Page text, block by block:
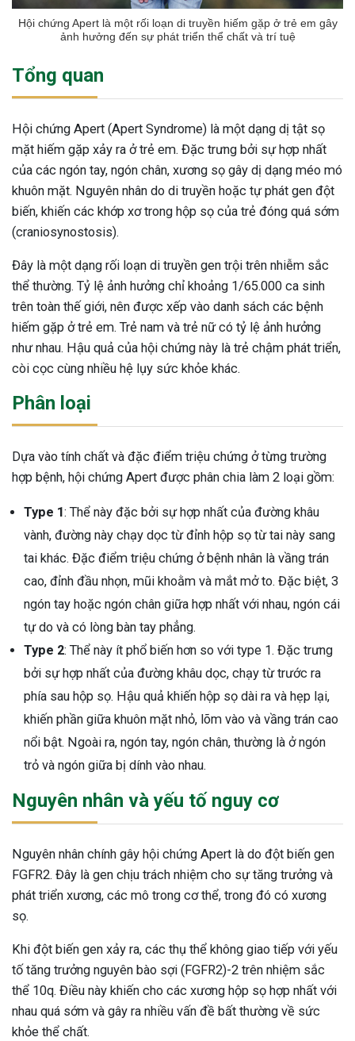
Sau Sinh Có Tự Khỏi
Thông Tin Cần Biết
sau sinh là tình trạng viêm da
phổ biến, khiến đôi bàn tay,
của chị em trở nên khô...
Hội chứng Apert là một rối loạn di truyền hiếm gặp ở trẻ em gây
ảnh hưởng đến sự phát triển thể chất và trí tuệ
Tổng quan
Hội chứng Apert (Apert Syndrome) là một dạng dị tật sọ
mặt hiếm gặp xảy ra ở trẻ em. Đặc trưng bởi sự hợp nhất
của các ngón tay, ngón chân, xương sọ gây dị dạng méo mó
khuôn mặt. Nguyên nhân do di truyền hoặc tự phát gen đột
biến, khiến các khớp xơ trong hộp sọ của trẻ đóng quá sớm
(craniosynostosis).
Đây là một dạng rối loạn di truyền gen trội trên nhiễm sắc
thể thường. Tỷ lệ ảnh hưởng chỉ khoảng 1/65.000 ca sinh
trên toàn thế giới, nên được xếp vào danh sách các bệnh
hiếm gặp ở trẻ em. Trẻ nam và trẻ nữ có tỷ lệ ảnh hưởng
như nhau. Hậu quả của hội chứng này là trẻ chậm phát triển,
còi cọc cùng nhiều hệ lụy sức khỏe khác.
Phân loại
Dựa vào tính chất và đặc điểm triệu chứng ở từng trường
hợp bệnh, hội chứng Apert được phân chia làm 2 loại gồm:
Type 1: Thể này đặc bởi sự hợp nhất của đường khâu
vành, đường này chạy dọc từ đỉnh hộp sọ từ tai này sang
tai khác. Đặc điểm triệu chứng ở bệnh nhân là vầng trán
cao, đỉnh đầu nhọn, mũi khoằm và mắt mở to. Đặc biệt, 3
ngón tay hoặc ngón chân giữa hợp nhất với nhau, ngón cái
tự do và có lòng bàn tay phẳng.
Type 2: Thể này ít phổ biến hơn so với type 1. Đặc trưng
bởi sự hợp nhất của đường khâu dọc, chạy từ trước ra
phía sau hộp sọ. Hậu quả khiến hộp sọ dài ra và hẹp lại,
khiến phần giữa khuôn mặt nhỏ, lõm vào và vầng trán cao
nổi bật. Ngoài ra, ngón tay, ngón chân, thường là ở ngón
trỏ và ngón giữa bị dính vào nhau.
Nguyên nhân và yếu tố nguy cơ
Nguyên nhân chính gây hội chứng Apert là do đột biến gen
FGFR2. Đây là gen chịu trách nhiệm cho sự tăng trưởng và
phát triển xương, các mô trong cơ thể, trong đó có xương
sọ.
Khi đột biến gen xảy ra, các thụ thể không giao tiếp với yếu
tố tăng trưởng nguyên bào sợi (FGFR2)-2 trên nhiệm sắc
thể 10q. Điều này khiến cho các xương hộp sọ hợp nhất với
nhau quá sớm và gây ra nhiều vấn đề bất thường về sức
khỏe thể chất.